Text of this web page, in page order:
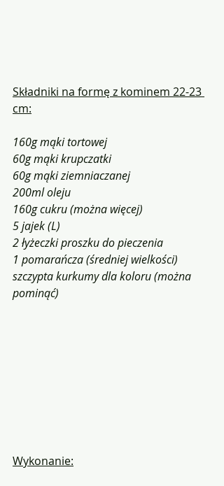
Składniki na formę z kominem 22-23
cm:
160g mąki tortowej
60g mąki krupczatki
60g mąki ziemniaczanej
200ml oleju
160g cukru (można więcej)
5 jajek (L)
2 łyżeczki proszku do pieczenia
1 pomarańcza (średniej wielkości)
szczypta kurkumy dla koloru (można
pominąć)
Wykonanie: